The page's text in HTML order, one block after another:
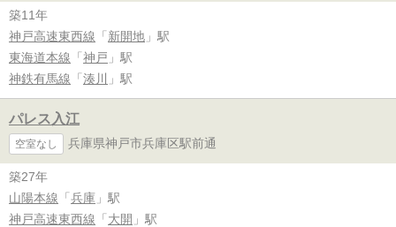
築11年
神戸高速東西線 「 新開地 」駅
東海道本線 「 神戸 」駅
神鉄有馬線 「 湊川 」駅
パレス入江
空室なし 兵庫県神戸市兵庫区駅前通
築27年
山陽本線 「 兵庫 」駅
神戸高速東西線 「 大開 」駅